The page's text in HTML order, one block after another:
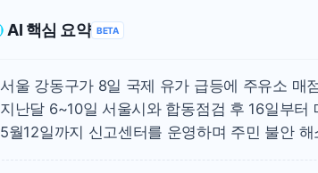
AI 핵심 요약 BETA
서울 강동구가 8일 국제 유가 급등에 주유소 매
지난달 6~10일 서울시와 합동점검 후 16일부터
5월12일까지 신고센터를 운영하며 주민 불안